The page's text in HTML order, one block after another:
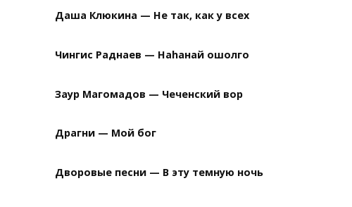
Даша Клюкина — Не так, как у всех
Чингис Раднаев — Наhанай ошолго
Заур Магомадов — Чеченский вор
Драгни — Мой бог
Дворовые песни — В эту темную ночь